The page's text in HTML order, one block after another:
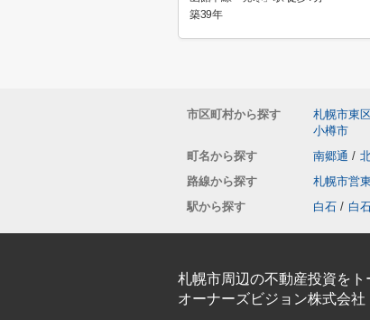
築39年
市区町村から探す 札幌市東
小樽市
町名から探す
南郷通 /
路線から探す
札幌市営
駅から探す
白石 / 白
札幌市周辺の不動産投資をト
オーナーズビジョン株式会社